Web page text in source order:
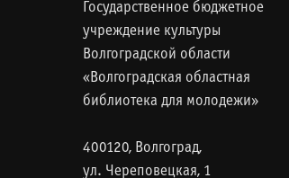
Государственное бюджетное
учреждение культуры
Волгоградской области
«Волгоградская областная
библиотека для молодежи»
400120, Волгоград,
ул. Череповецкая, 1